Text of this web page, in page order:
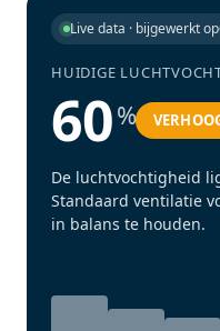
Live data · bijgewerkt op
HUIDIGE
60%
De luchtvochtigheid
Standaard ventilatie
in balans te houden.